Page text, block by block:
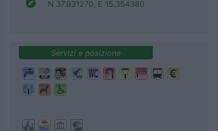
N 37.931270, E 15.354380
Servizi e posizione